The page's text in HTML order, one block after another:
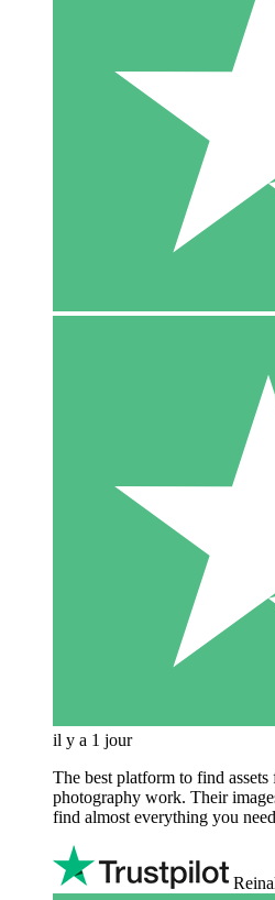
il y a 1 jour
The best platform to find
photography work. Their
find almost everything you